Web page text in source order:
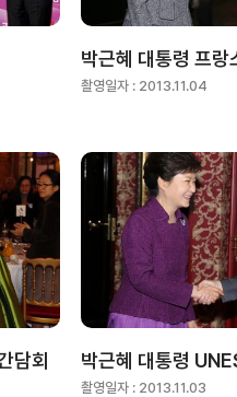
촬영일자 : 2013.11.04
담회 박근혜 대통령
촬영일자 : 2013.11.03